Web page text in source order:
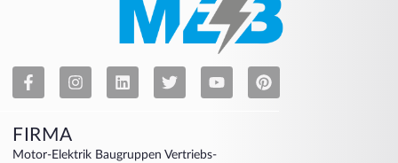
FIRMA
Motor-Elektrik Baugruppen Vertriebs-